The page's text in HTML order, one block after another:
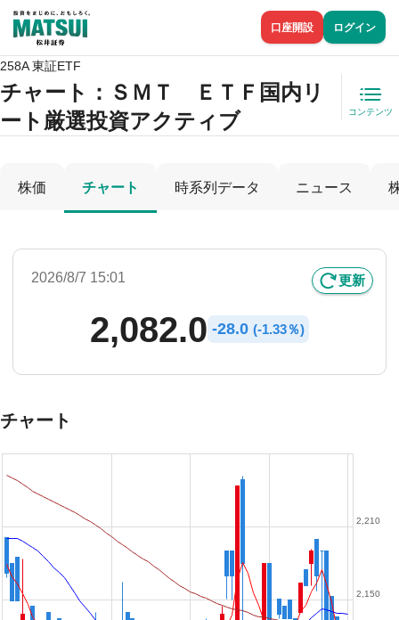
口座開設 ログイン
258A 東証ETF
チャート： ＳＭＴ ＥＴＦ国内リ
ート厳選投資アクティブ
コンテンツ
株価 チャート 時系列データ ニュース
2026/8/7 15:01 更新
2,082.0 -28.0 (-1.33％)
チャート
2,150
2,210